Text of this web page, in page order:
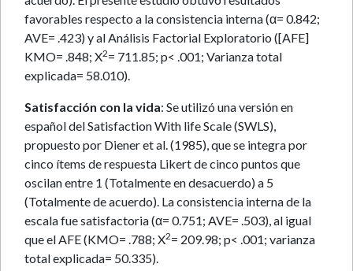
favorables respecto a la consistencia interna (α= 0.842;
AVE= .423) y al Análisis Factorial Exploratorio ([AFE]
KMO= .848; X2= 711.85; p< .001; Varianza total
explicada= 58.010).
Satisfacción con la vida: Se utilizó una versión en
español del Satisfaction With life Scale (SWLS),
propuesto por Diener et al. (1985), que se integra por
cinco ítems de respuesta Likert de cinco puntos que
oscilan entre 1 (Totalmente en desacuerdo) a 5
(Totalmente de acuerdo). La consistencia interna de la
escala fue satisfactoria (α= 0.751; AVE= .503), al igual
que el AFE (KMO= .788; X2= 209.98; p< .001; varianza
total explicada= 50.335).